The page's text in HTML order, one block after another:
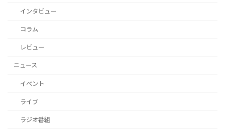
インタビュー
コラム
レビュー
ニュース
イベント
ライブ
ラジオ番組